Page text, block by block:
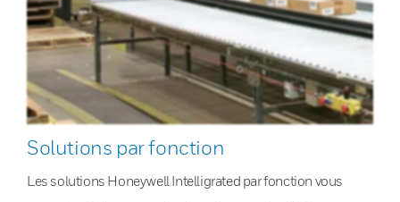
Solutions par fonction
Les solutions Honeywell Intelligrated par fonction vous